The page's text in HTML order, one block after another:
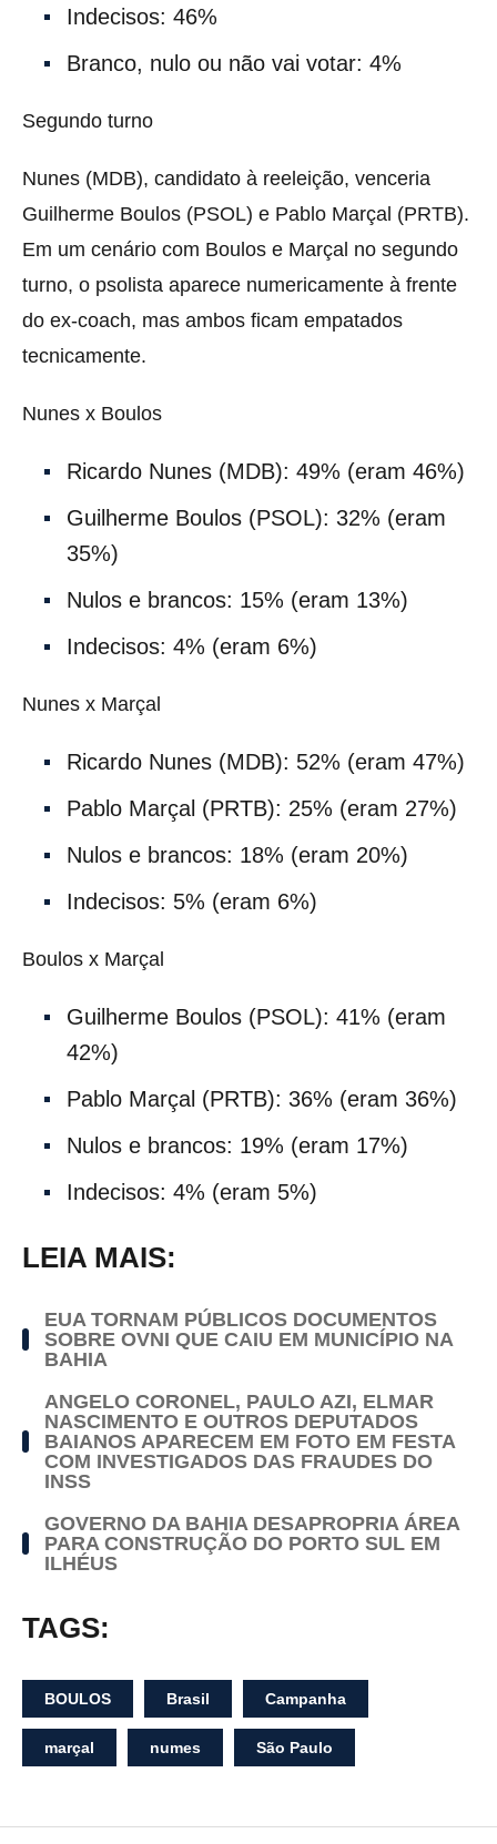
Indecisos: 46%
Branco, nulo ou não vai votar: 4%
Segundo turno
Nunes (MDB), candidato à reeleição, venceria
Guilherme Boulos (PSOL) e Pablo Marçal (PRTB).
Em um cenário com Boulos e Marçal no segundo
turno, o psolista aparece numericamente à frente
do ex-coach, mas ambos ficam empatados
tecnicamente.
Nunes x Boulos
Ricardo Nunes (MDB): 49% (eram 46%)
Guilherme Boulos (PSOL): 32% (eram
35%)
Nulos e brancos: 15% (eram 13%)
Indecisos: 4% (eram 6%)
Nunes x Marçal
Ricardo Nunes (MDB): 52% (eram 47%)
Pablo Marçal (PRTB): 25% (eram 27%)
Nulos e brancos: 18% (eram 20%)
Indecisos: 5% (eram 6%)
Boulos x Marçal
Guilherme Boulos (PSOL): 41% (eram
42%)
Pablo Marçal (PRTB): 36% (eram 36%)
Nulos e brancos: 19% (eram 17%)
Indecisos: 4% (eram 5%)
LEIA MAIS:
EUA TORNAM PÚBLICOS DOCUMENTOS
SOBRE OVNI QUE CAIU EM MUNICÍPIO NA
BAHIA
ANGELO CORONEL, PAULO AZI, ELMAR
NASCIMENTO E OUTROS DEPUTADOS
BAIANOS APARECEM EM FOTO EM FESTA
COM INVESTIGADOS DAS FRAUDES DO
INSS
GOVERNO DA BAHIA DESAPROPRIA ÁREA
PARA CONSTRUÇÃO DO PORTO SUL EM
ILHÉUS
TAGS:
BOULOS Brasil Campanha
marçal numes São Paulo